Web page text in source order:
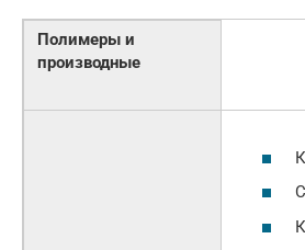
Полимеры и
производные